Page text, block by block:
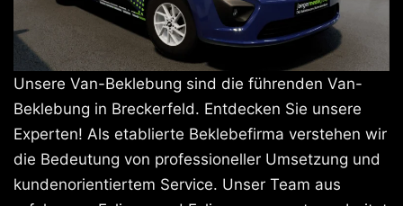
Unsere Van-Beklebung sind die führenden Van-
Beklebung in Breckerfeld. Entdecken Sie unsere
Experten! Als etablierte Beklebefirma verstehen wir
die Bedeutung von professioneller Umsetzung und
kundenorientiertem Service. Unser Team aus